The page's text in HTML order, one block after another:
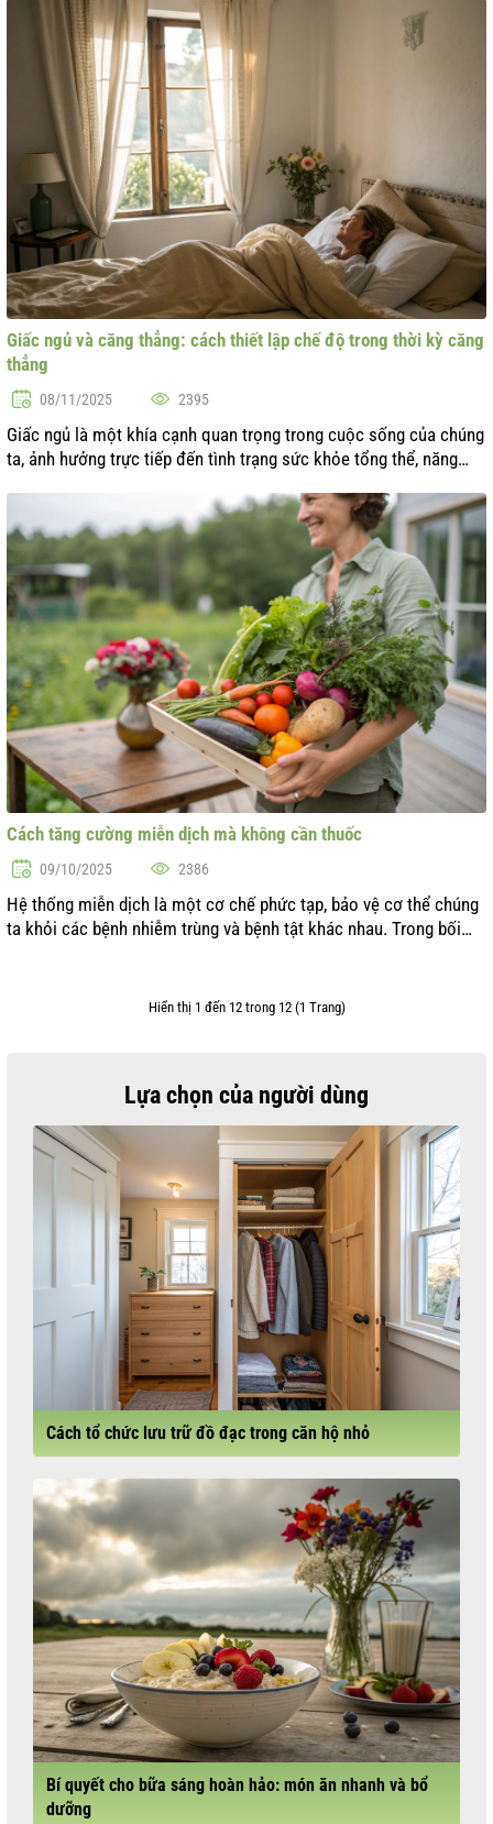
những vấn đề p...
Giấc ngủ và căng thẳng: cách thiết lập chế độ trong thời kỳ căng
thẳng
08/11/2025 2395
Giấc ngủ là một khía cạnh quan trọng trong cuộc sống của chúng
ta, ảnh hưởng trực tiếp đến tình trạng sức khỏe tổng thể, năng
Cách tăng cường miễn dịch mà không cần thuốc
09/10/2025 2386
Hệ thống miễn dịch là một cơ chế phức tạp, bảo vệ cơ thể chúng
ta khỏi các bệnh nhiễm trùng và bệnh tật khác nhau. Trong bối
Hiển thị 1 đến 12 trong 12 (1 Trang)
Lựa chọn của người dùng
Cách tổ chức lưu trữ đồ đạc trong căn hộ nhỏ
Bí quyết cho bữa sáng hoàn hảo: món ăn nhanh và bổ
dưỡng